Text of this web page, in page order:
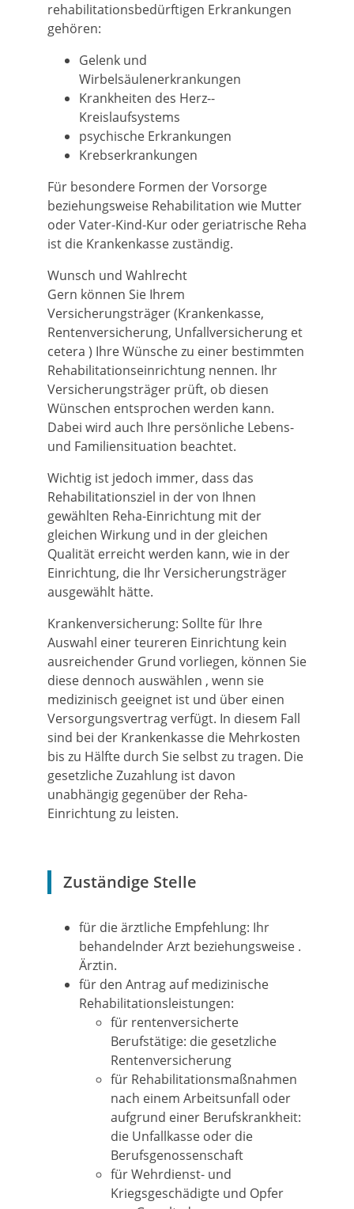
rehabilitationsbedürftigen Erkrankungen
gehören:
Gelenk­ und
Wirbelsäulenerkrankungen
Krankheiten des Herz-­
Kreislaufsystems
psychische Erkrankungen
Krebserkrankungen
Für besondere Formen der Vorsorge
beziehungsweise Rehabilitation wie Mutter
oder Vater-Kind-Kur oder geriatrische Reha
ist die Krankenkasse zuständig.
Wunsch und Wahlrecht
Gern können Sie Ihrem
Versicherungsträger (Krankenkasse,
Rentenversicherung, Unfallversicherung et
cetera ) Ihre Wünsche zu einer bestimmten
Rehabilitationseinrichtung nennen. Ihr
Versicherungsträger prüft, ob diesen
Wünschen entsprochen werden kann.
Dabei wird auch Ihre persönliche Lebens-
und Familiensituation beachtet.
Wichtig ist jedoch immer, dass das
Rehabilitationsziel in der von Ihnen
gewählten Reha-Einrichtung mit der
gleichen Wirkung und in der gleichen
Qualität erreicht werden kann, wie in der
Einrichtung, die Ihr Versicherungsträger
ausgewählt hätte.
Krankenversicherung: Sollte für Ihre
Auswahl einer teureren Einrichtung kein
ausreichender Grund vorliegen, können Sie
diese dennoch auswählen , wenn sie
medizinisch geeignet ist und über einen
Versorgungsvertrag verfügt. In diesem Fall
sind bei der Krankenkasse die Mehrkosten
bis zu Hälfte durch Sie selbst zu tragen. Die
gesetzliche Zuzahlung ist davon
unabhängig gegenüber der Reha-
Einrichtung zu leisten.
Zuständige Stelle
für die ärztliche Empfehlung: Ihr
behandelnder Arzt beziehungsweise .
Ärztin.
für den Antrag auf medizinische
Rehabilitationsleistungen:
für rentenversicherte
Berufstätige: die gesetzliche
Rentenversicherung
für Rehabilitationsmaßnahmen
nach einem Arbeitsunfall oder
aufgrund einer Berufskrankheit:
die Unfallkasse oder die
Berufsgenossenschaft
für Wehrdienst- und
Kriegsgeschädigte und Opfer